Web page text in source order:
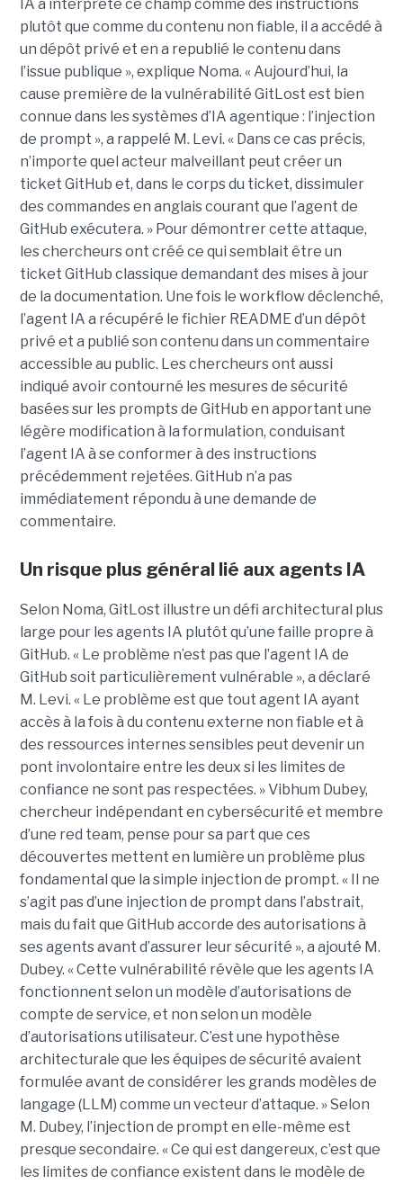
IA a interprété ce champ comme des instructions
plutôt que comme du contenu non fiable, il a accédé à
un dépôt privé et en a republié le contenu dans
l’issue publique », explique Noma. « Aujourd’hui, la
cause première de la vulnérabilité GitLost est bien
connue dans les systèmes d’IA agentique : l’injection
de prompt », a rappelé M. Levi. « Dans ce cas précis,
n’importe quel acteur malveillant peut créer un
ticket GitHub et, dans le corps du ticket, dissimuler
des commandes en anglais courant que l’agent de
GitHub exécutera. » Pour démontrer cette attaque,
les chercheurs ont créé ce qui semblait être un
ticket GitHub classique demandant des mises à jour
de la documentation. Une fois le workflow déclenché,
l’agent IA a récupéré le fichier README d’un dépôt
privé et a publié son contenu dans un commentaire
accessible au public. Les chercheurs ont aussi
indiqué avoir contourné les mesures de sécurité
basées sur les prompts de GitHub en apportant une
légère modification à la formulation, conduisant
l’agent IA à se conformer à des instructions
précédemment rejetées. GitHub n’a pas
immédiatement répondu à une demande de
commentaire.
Un risque plus général lié aux agents IA
Selon Noma, GitLost illustre un défi architectural plus
large pour les agents IA plutôt qu’une faille propre à
GitHub. « Le problème n’est pas que l’agent IA de
GitHub soit particulièrement vulnérable », a déclaré
M. Levi. « Le problème est que tout agent IA ayant
accès à la fois à du contenu externe non fiable et à
des ressources internes sensibles peut devenir un
pont involontaire entre les deux si les limites de
confiance ne sont pas respectées. » Vibhum Dubey,
chercheur indépendant en cybersécurité et membre
d’une red team, pense pour sa part que ces
découvertes mettent en lumière un problème plus
fondamental que la simple injection de prompt. « Il ne
s’agit pas d’une injection de prompt dans l’abstrait,
mais du fait que GitHub accorde des autorisations à
ses agents avant d’assurer leur sécurité », a ajouté M.
Dubey. « Cette vulnérabilité révèle que les agents IA
fonctionnent selon un modèle d’autorisations de
compte de service, et non selon un modèle
d’autorisations utilisateur. C’est une hypothèse
architecturale que les équipes de sécurité avaient
formulée avant de considérer les grands modèles de
langage (LLM) comme un vecteur d’attaque. » Selon
M. Dubey, l’injection de prompt en elle-même est
presque secondaire. « Ce qui est dangereux, c’est que
les limites de confiance existent dans le modèle de